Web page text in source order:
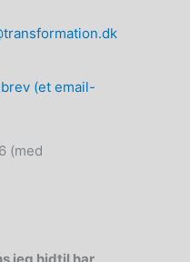
(et email-
(med